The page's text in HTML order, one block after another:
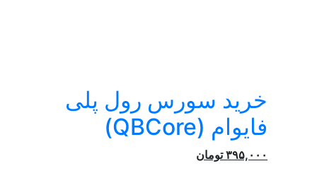
خرید سورس رول پلی
فایوام (QBCore)
۳۹۵,۰۰۰ تومان